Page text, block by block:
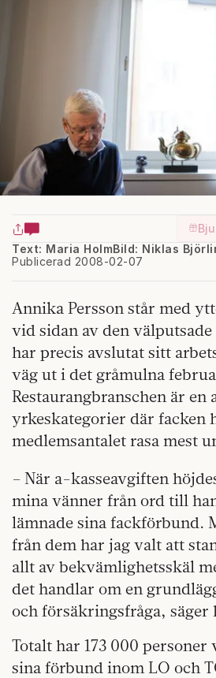
Text: Maria Holm
Publicerad 2008-02-07
Bild: Niklas
Annika Persson står med
vid sidan av den
har precis avslutat sitt
väg ut i det gråmulna
Restaurangbranschen är en
yrkeskategorier där facken
medlemsantalet rasa mest
– När a-kasseavgiften
mina vänner från ord till
lämnade sina fackförbund.
från dem har jag valt att
allt av bekvämlighetsskäl
det handlar om en
och försäkringsfråga, säger
Totalt har 173 000 personer
sina förbund inom LO och